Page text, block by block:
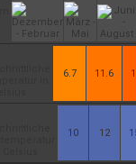
6.7 11.6
10 12